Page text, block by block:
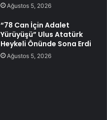
Ağustos 5, 2026
“78 Can İçin Adalet
Yürüyüşü” Ulus Atatürk
Heykeli Önünde Sona Erdi
Ağustos 5, 2026